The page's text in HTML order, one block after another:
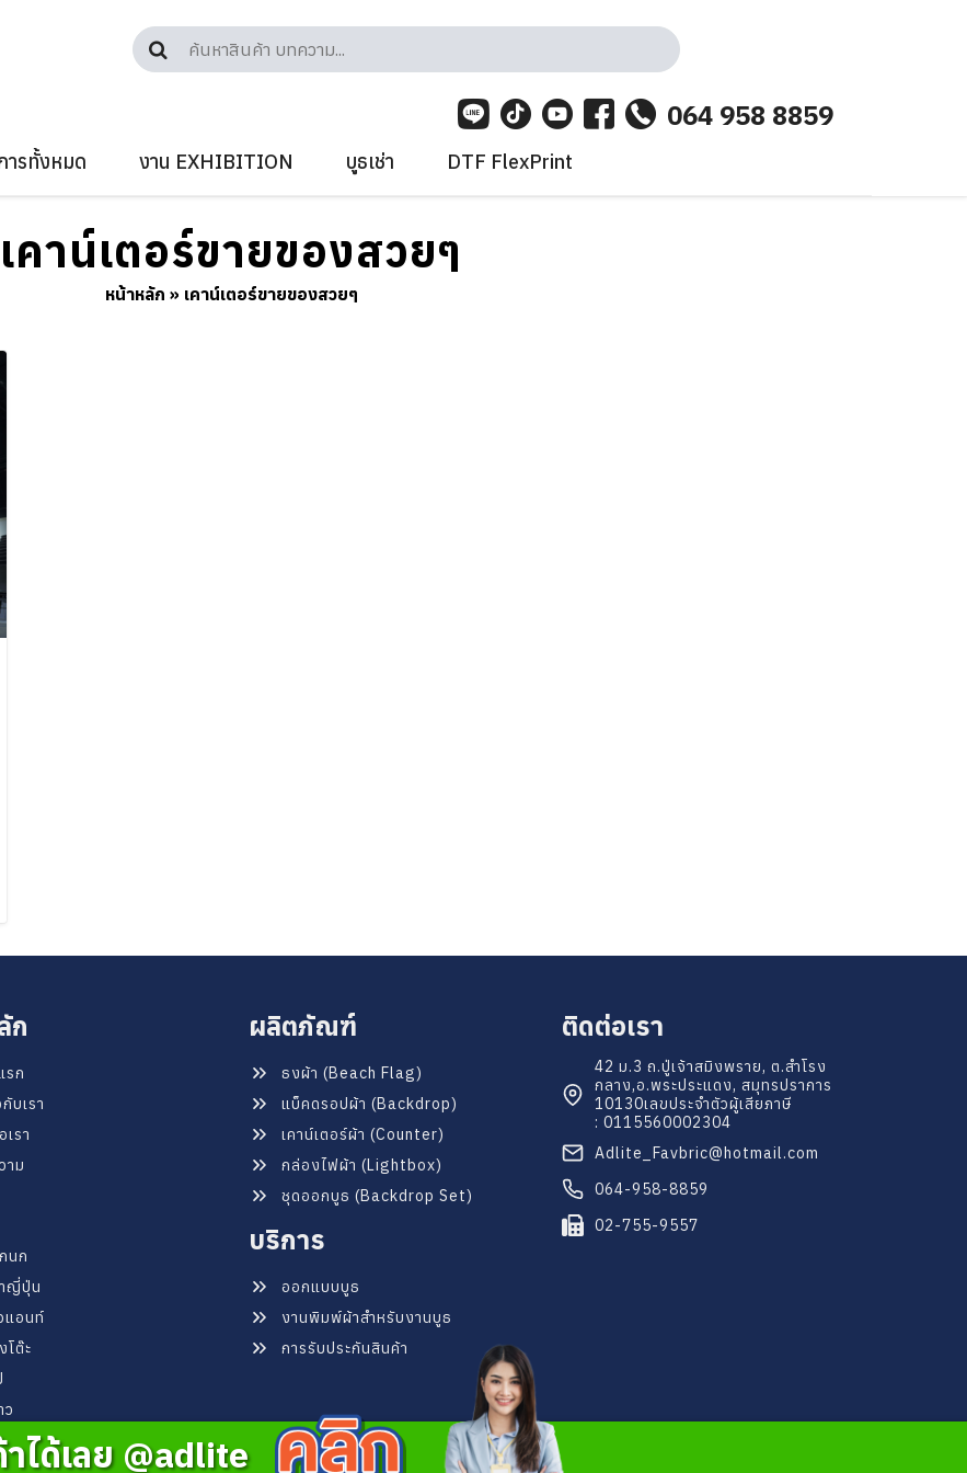
064 958 8859
ารทั้งหมด งาน EXHIBITION บูธเช่า DTF FlexPrint
เคาน์เตอร์ขายของสวยๆ
หน้าหลัก » เคาน์เตอร์ขายของสวยๆ
ก
รก
บเรา
รา
าม
นก
ญี่ปุ่น
แอนท์
โต๊ะ
ว
ผลิตภัณฑ์
ธงผ้า (Beach Flag)
แบ็คดรอปผ้า (Backdrop)
เคาน์เตอร์ผ้า (Counter)
กล่องไฟผ้า (Lightbox)
ชุดออกบูธ (Backdrop Set)
บริการ
ออกแบบบูธ
งานพิมพ์ผ้าสำหรับงานบูธ
การรับประกันสินค้า
ติดต่อเรา
42 ม.3 ถ.ปู่เจ้าสมิงพราย, ต.สำโรง
กลาง,อ.พระประแดง, สมุทรปราการ
10130เลขประจำตัวผู้เสียภาษี
: 0115560002304
Adlite_Favbric@hotmail.com
064-958-8859
02-755-9557
© . ALL RIGHTS RESERVED.
ได้เลย @adlite